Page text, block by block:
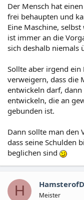
Der Mensch hat
frei behaupten und
Eine Maschine,
ist immer an die
sich deshalb niemals
Sollte aber irgend
verweigern, dass die
entwickeln darf,
entwickeln, die an
gebunden ist.
Dann sollte man den
dass seine Schulden
beglichen sind
H Meister